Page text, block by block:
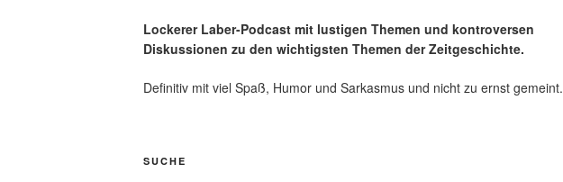
Lockerer Laber-Podcast mit lustigen Themen und kontroversen
Diskussionen zu den wichtigsten Themen der Zeitgeschichte.
Definitiv mit viel Spaß, Humor und Sarkasmus und nicht zu ernst gemeint.
SUCHE